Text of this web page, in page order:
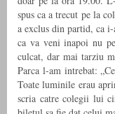
spus ca a trecut pe la
a exclus din partid, ca
ca va veni inapoi nu
culcat, dar mai tarziu
Parca l-am intrebat:
Toate luminile erau
scria catre colegii lui